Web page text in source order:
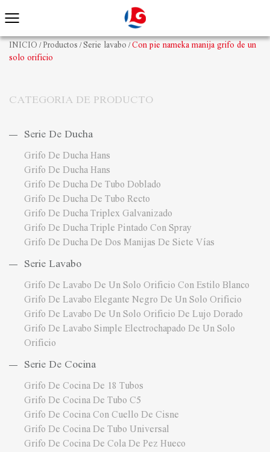
INICIO /Productos /Serie lavabo /Con pie nameka manija grifo de un
solo orificio
CATEGORIA DE PRODUCTO
Serie De Ducha
Grifo De Ducha Hans
Grifo De Ducha Hans
Grifo De Ducha De Tubo Doblado
Grifo De Ducha De Tubo Recto
Grifo De Ducha Triplex Galvanizado
Grifo De Ducha Triple Pintado Con Spray
Grifo De Ducha De Dos Manijas De Siete Vías
Serie Lavabo
Grifo De Lavabo De Un Solo Orificio Con Estilo Blanco
Grifo De Lavabo Elegante Negro De Un Solo Orificio
Grifo De Lavabo De Un Solo Orificio De Lujo Dorado
Grifo De Lavabo Simple Electrochapado De Un Solo
Orificio
Serie De Cocina
Grifo De Cocina De 18 Tubos
Grifo De Cocina De Tubo C5
Grifo De Cocina Con Cuello De Cisne
Grifo De Cocina De Tubo Universal
Grifo De Cocina De Cola De Pez Hueco